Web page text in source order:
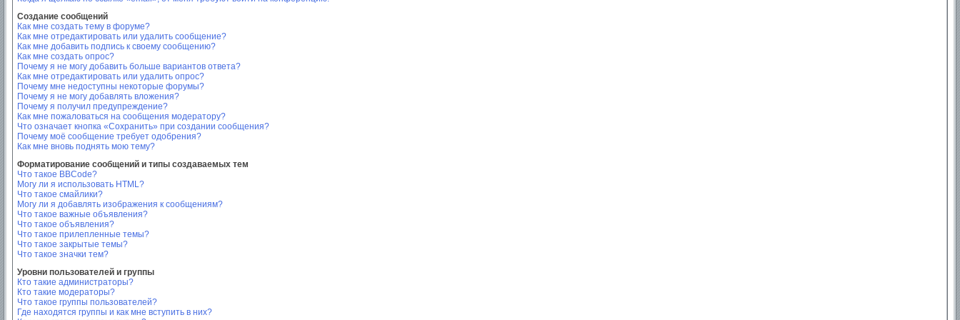
Создание сообщений
Как мне создать тему в форуме?
Как мне отредактировать или удалить сообщение?
Как мне добавить подпись к своему сообщению?
Как мне создать опрос?
Почему я не могу добавить больше вариантов ответа?
Как мне отредактировать или удалить опрос?
Почему мне недоступны некоторые форумы?
Почему я не могу добавлять вложения?
Почему я получил предупреждение?
Как мне пожаловаться на сообщения модератору?
Что означает кнопка «Сохранить» при создании сообщения?
Почему моё сообщение требует одобрения?
Как мне вновь поднять мою тему?
Форматирование сообщений и типы создаваемых тем
Что такое BBCode?
Могу ли я использовать HTML?
Что такое смайлики?
Могу ли я добавлять изображения к сообщениям?
Что такое важные объявления?
Что такое объявления?
Что такое прилепленные темы?
Что такое закрытые темы?
Что такое значки тем?
Уровни пользователей и группы
Кто такие администраторы?
Кто такие модераторы?
Что такое группы пользователей?
Где находятся группы и как мне вступить в них?